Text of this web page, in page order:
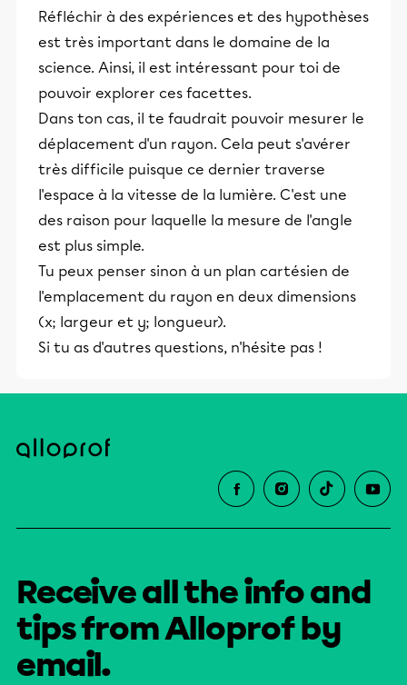
Réfléchir à des expériences et des hypothèses
est très important dans le domaine de la
science. Ainsi, il est intéressant pour toi de
pouvoir explorer ces facettes.
Dans ton cas, il te faudrait pouvoir mesurer le
déplacement d'un rayon. Cela peut s'avérer
très difficile puisque ce dernier traverse
l'espace à la vitesse de la lumière. C'est une
des raison pour laquelle la mesure de l'angle
est plus simple.
Tu peux penser sinon à un plan cartésien de
l'emplacement du rayon en deux dimensions
(x; largeur et y; longueur).
Si tu as d'autres questions, n'hésite pas !
Receive all the info and
tips from Alloprof by
email.